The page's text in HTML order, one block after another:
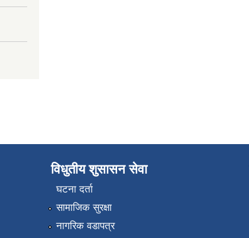
विधुतीय शुसासन सेवा
घटना दर्ता
सामाजिक सुरक्षा
नागरिक वडापत्र